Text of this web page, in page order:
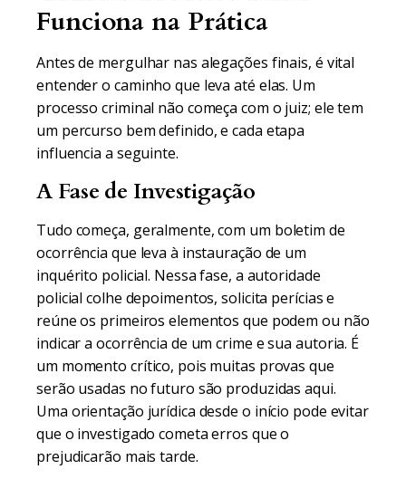
Funciona na Prática
Antes de mergulhar nas alegações finais, é vital
entender o caminho que leva até elas. Um
processo criminal não começa com o juiz; ele tem
um percurso bem definido, e cada etapa
influencia a seguinte.
A Fase de Investigação
Tudo começa, geralmente, com um boletim de
ocorrência que leva à instauração de um
inquérito policial. Nessa fase, a autoridade
policial colhe depoimentos, solicita perícias e
reúne os primeiros elementos que podem ou não
indicar a ocorrência de um crime e sua autoria. É
um momento crítico, pois muitas provas que
serão usadas no futuro são produzidas aqui.
Uma orientação jurídica desde o início pode evitar
que o investigado cometa erros que o
prejudicarão mais tarde.